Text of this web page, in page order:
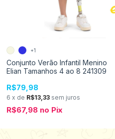
Conjunto Verão Infantil Menino
Elian Tamanhos 4 ao 8 241309
R$79,98
6 x de R$13,33 sem juros
R$67,98 no Pix
+1